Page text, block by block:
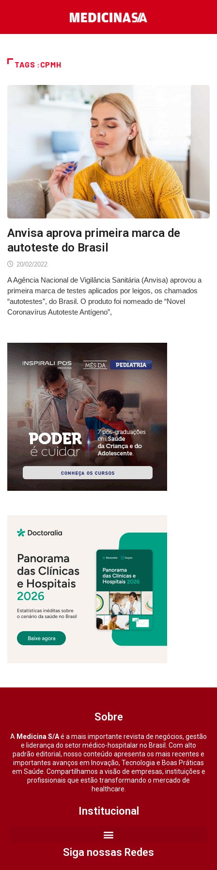
TAGS :CPMH
Anvisa aprova primeira marca de
autoteste do Brasil
20/02/2022
A Agência Nacional de Vigilância Sanitária (Anvisa) aprovou a
primeira marca de testes aplicados por leigos, os chamados
“autotestes”, do Brasil. O produto foi nomeado de “Novel
Coronavírus Autoteste Antígeno”,
Sobre
A Medicina S/Aé a mais importante revista de negócios, gestão
e liderança do setor médico-hospitalar no Brasil. Com alto
padrão editorial, nosso conteúdo apresenta os mais recentes e
importantes avanços em Inovação, Tecnologia e Boas Práticas
em Saúde. Compartilhamos a visão de empresas, instituições e
profissionais que estão transformando o mercado de
healthcare.
Institucional
Siga nossas Redes